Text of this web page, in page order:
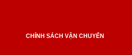
CHÍNH SÁCH VẬN CHUYỂN